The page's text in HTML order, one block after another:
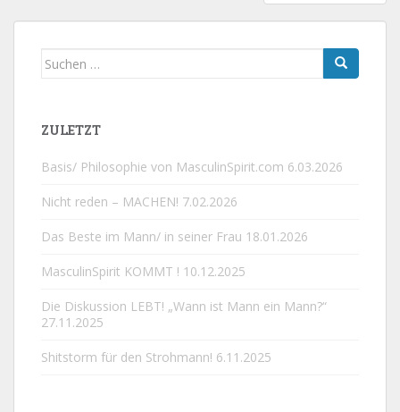
Suchen
ZULETZT
Basis/ Philosophie von MasculinSpirit.com 6.03.2026
Nicht reden – MACHEN! 7.02.2026
Das Beste im Mann/ in seiner Frau 18.01.2026
MasculinSpirit KOMMT ! 10.12.2025
Die Diskussion LEBT! „Wann ist Mann ein Mann?“
27.11.2025
Shitstorm für den Strohmann! 6.11.2025